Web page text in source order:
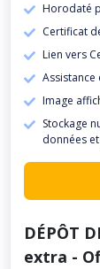
Horodaté
Certificat
Lien vers
Assistance
Image
Stockage
données
DÉPÔT
extra -